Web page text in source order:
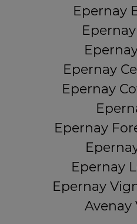
Epernay
Epernay
Epernay
Epernay
Epernay
Epernay
Avenay